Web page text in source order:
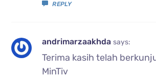
REPLY
andrimarzaakhdasays:
Terima kasih telah
MinTiv